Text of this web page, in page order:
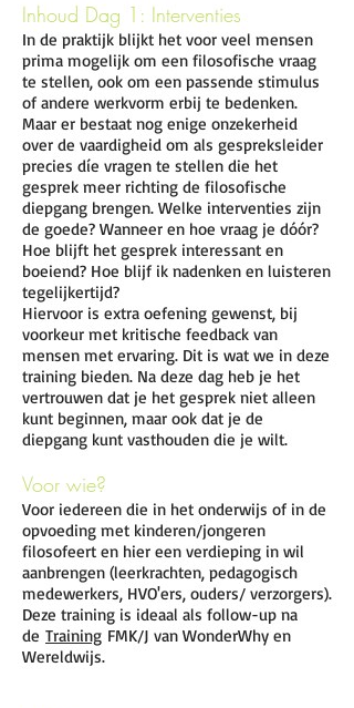
Inhoud Dag 1: Interventies
In de praktijk blijkt het voor veel mensen
prima mogelijk om een filosofische vraag
te stellen, ook om een passende stimulus
of andere werkvorm erbij te bedenken.
Maar er bestaat nog enige onzekerheid
over de vaardigheid om als gespreksleider
precies díe vragen te stellen die het
gesprek meer richting de filosofische
diepgang brengen. Welke interventies zijn
de goede? Wanneer en hoe vraag je dóór?
Hoe blijft het gesprek interessant en
boeiend? Hoe blijf ik nadenken en luisteren
tegelijkertijd?
Hiervoor is extra oefening gewenst, bij
voorkeur met kritische feedback van
mensen met ervaring. Dit is wat we in deze
training bieden. Na deze dag heb je het
vertrouwen dat je het gesprek niet alleen
kunt beginnen, maar ook dat je de
diepgang kunt vasthouden die je wilt.
Voor wie?
Voor iedereen die in het onderwijs of in de
opvoeding met kinderen/jongeren
filosofeert en hier een verdieping in wil
aanbrengen (leerkrachten, pedagogisch
medewerkers, HVO'ers, ouders/ verzorgers).
Deze training is ideaal als follow-up na
de Training FMK/J van WonderWhy en
Wereldwijs.